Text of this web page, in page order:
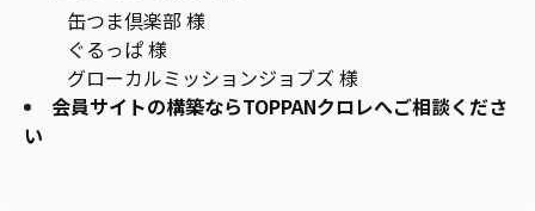
缶つま倶楽部 様
ぐるっぱ 様
グローカルミッションジョブズ 様
会員サイトの構築ならTOPPANクロレへご相談くださ
い